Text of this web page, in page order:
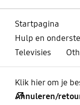
Startpagina
Hulp en
Televisies
Klik hier om je
Annuleren/